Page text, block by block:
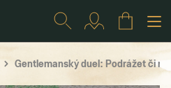
Gentlemanský duel: Podrážet či